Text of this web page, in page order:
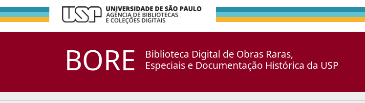
BORE
Biblioteca Digital de Obras Raras,
Especiais e Documentação Histórica da USP